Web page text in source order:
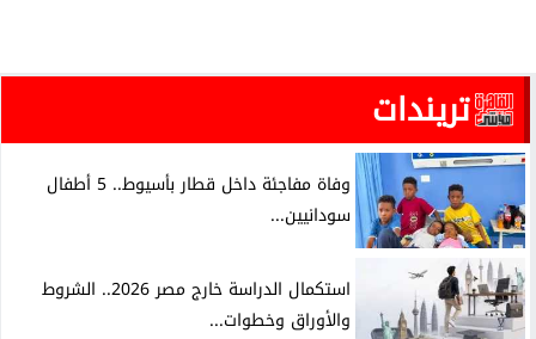
تريندات
وفاة مفاجئة داخل قطار بأسيوط.. 5 أطفال
سودانيين...
استكمال الدراسة خارج مصر 2026.. الشروط
والأوراق وخطوات...